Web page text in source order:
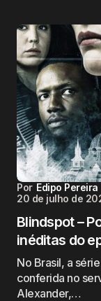
Por Edipo Pereira
20 de julho de
Blindspot –
inéditas do
No Brasil, a
conferida no
Alexander,…